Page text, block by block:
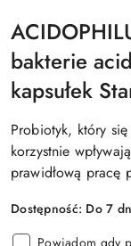
bakterie
kapsułek
Probiotyk, który
korzystnie
prawidłową pracę
Dostępność: Do 7
Powiadom gdy